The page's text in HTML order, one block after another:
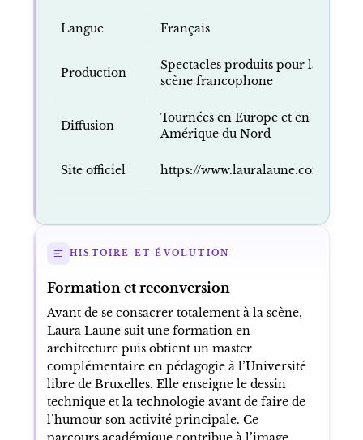
Auteur Laura Laune
active
Depuis 2011
Langue Français
Tournées en Europe et en
Site officiel https://www.lauralaune.com
HISTOIRE ET ÉVOLUTION
Formation et reconversion